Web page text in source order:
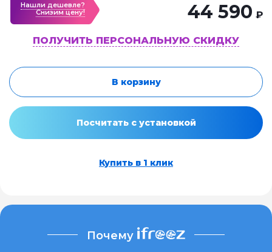
Нашли дешевле?
Cнизим цену!
44 590 ₽
ПОЛУЧИТЬ ПЕРСОНАЛЬНУЮ СКИДКУ
В корзину
Посчитать с установкой
Купить в 1 клик
Почему